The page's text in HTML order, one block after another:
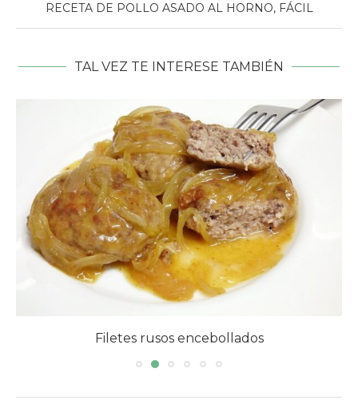
RECETA DE POLLO ASADO AL HORNO, FÁCIL
TAL VEZ TE INTERESE TAMBIÉN
Filetes rusos encebollados